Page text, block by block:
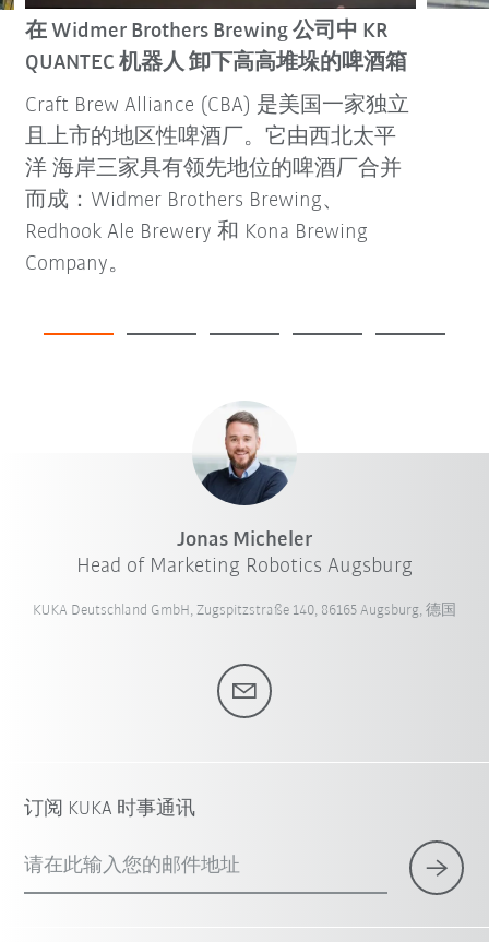
在 Widmer Brothers Brewing 公司中 KR
QUANTEC 机器人 卸下高高堆垛的啤酒箱
Craft Brew Alliance (CBA) 是美国一家独立
且上市的地区性啤酒厂。它由西北太平
洋 海岸三家具有领先地位的啤酒厂合并
而成：Widmer Brothers Brewing、
Redhook Ale Brewery 和 Kona Brewing
Company。
Jonas Micheler
Head of Marketing Robotics Augsburg
KUKA Deutschland GmbH, Zugspitzstraße 140, 86165 Augsburg, 德国
订阅 KUKA 时事通讯
请在此输入您的邮件地址